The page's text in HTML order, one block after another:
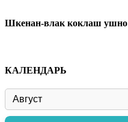
Шкенан-влак коклаш ушно
КАЛЕНДАРЬ